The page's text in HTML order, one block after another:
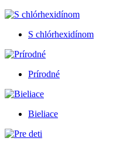
S chlórhexidínom
Prírodné
Bieliace